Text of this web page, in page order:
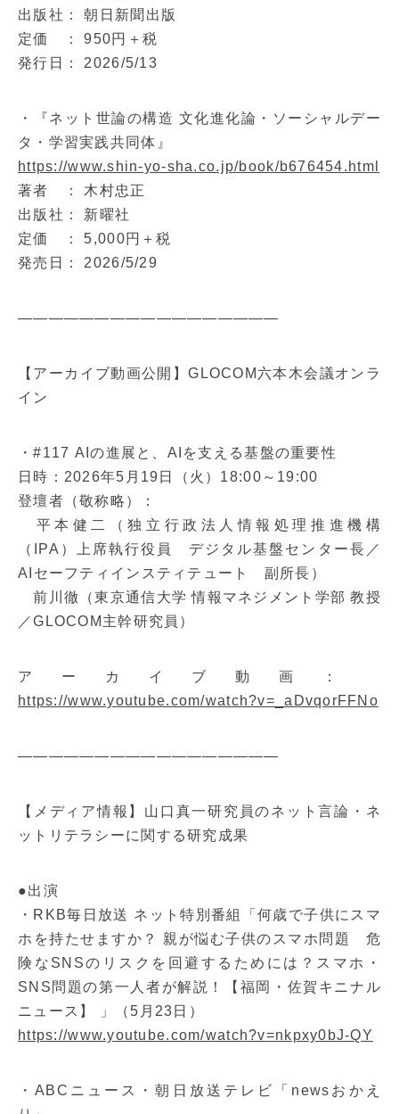
出版社： 朝日新聞出版
定価 ： 950円＋税
発行日： 2026/5/13
・『ネット世論の構造 文化進化論・ソーシャルデー
タ・学習実践共同体』
https://www.shin-yo-sha.co.jp/book/b676454.html
著者 ： 木村忠正
出版社： 新曜社
定価 ： 5,000円＋税
発売日： 2026/5/29
—————————————————
【アーカイブ動画公開】GLOCOM六本木会議オンラ
イン
・#117 AIの進展と、AIを支える基盤の重要性
日時：2026年5月19日（火）18:00～19:00
登壇者（敬称略）：
平本健二（独立行政法人情報処理推進機構
（IPA）上席執行役員 デジタル基盤センター長／
AIセーフティインスティテュート 副所長）
前川徹（東京通信大学 情報マネジメント学部 教授
／GLOCOM主幹研究員）
アーカイブ動画：
https://www.youtube.com/watch?v=_aDvqorFFNo
—————————————————
【メディア情報】山口真一研究員のネット言論・ネ
ットリテラシーに関する研究成果
●出演
・RKB毎日放送 ネット特別番組「何歳で子供にスマ
ホを持たせますか？ 親が悩む子供のスマホ問題 危
険なSNSのリスクを回避するためには？スマホ・
SNS問題の第一人者が解説！【福岡・佐賀キニナル
ニュース】 」（5月23日）
https://www.youtube.com/watch?v=nkpxy0bJ-QY
・ABCニュース・朝日放送テレビ「newsおかえ